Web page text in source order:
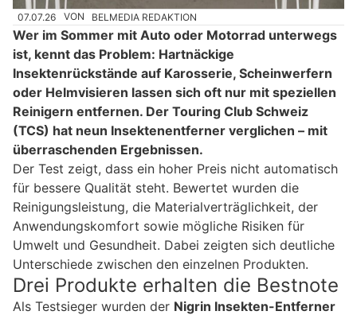
07.07.26 VON BELMEDIA REDAKTION
Wer im Sommer mit Auto oder Motorrad unterwegs
ist, kennt das Problem: Hartnäckige
Insektenrückstände auf Karosserie, Scheinwerfern
oder Helmvisieren lassen sich oft nur mit speziellen
Reinigern entfernen. Der Touring Club Schweiz
(TCS) hat neun Insektenentferner verglichen – mit
überraschenden Ergebnissen.
Der Test zeigt, dass ein hoher Preis nicht automatisch
für bessere Qualität steht. Bewertet wurden die
Reinigungsleistung, die Materialverträglichkeit, der
Anwendungskomfort sowie mögliche Risiken für
Umwelt und Gesundheit. Dabei zeigten sich deutliche
Unterschiede zwischen den einzelnen Produkten.
Drei Produkte erhalten die Bestnote
Als Testsieger wurden der Nigrin Insekten-Entferner